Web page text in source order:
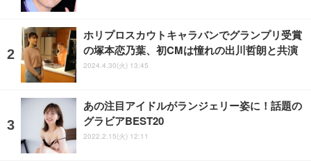
ホリプロスカウトキャラバンでグランプリ受賞
の塚本恋乃葉、初CMは憧れの出川哲朗と共演
2024.4.30(火) 13:45
あの注目アイドルがランジェリー姿に！話題の
グラビアBEST20
2022.2.15(火) 12:11